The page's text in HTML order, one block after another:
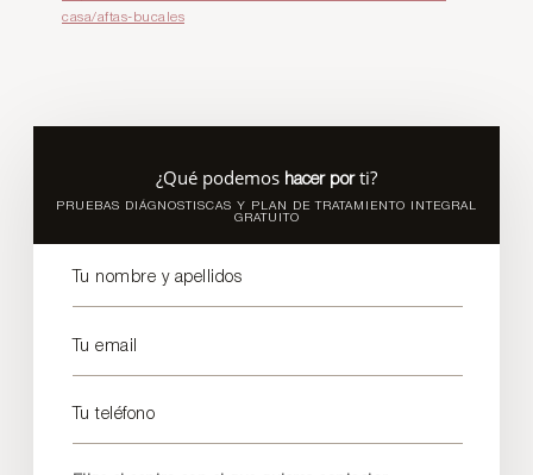
casa/aftas-bucales
¿Qué podemos hacer porti?
PRUEBAS DIÁGNOSTISCAS Y PLAN DE TRATAMIENTO INTEGRAL
GRATUITO
Tu nombre y apellidos
Tu email
Tu teléfono